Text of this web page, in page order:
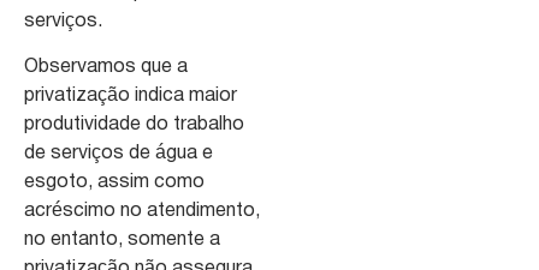
serviços.
Observamos que a
privatização indica maior
produtividade do trabalho
de serviços de água e
esgoto, assim como
acréscimo no atendimento,
no entanto, somente a